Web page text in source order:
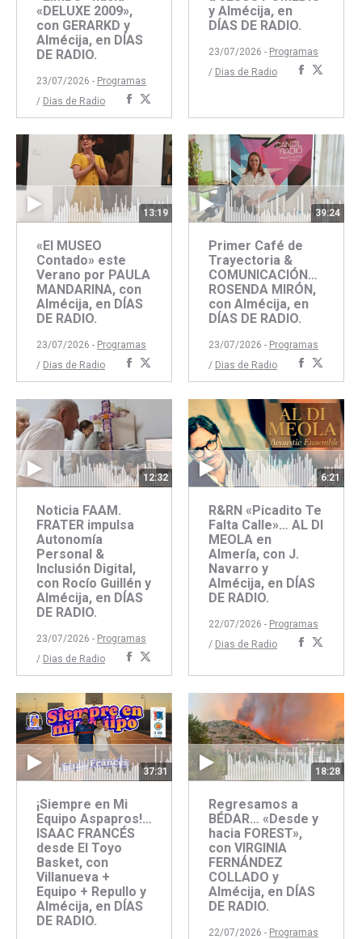
«DELUXE 2009»,
con GERARKD y
Almécija, en DÍAS
DE RADIO.
23/07/2026 - Programas
/ Dias de Radio
Compartir
con
Facebook
con
Twitter
y Almécija, en
DÍAS DE RADIO.
23/07/2026 - Programas
/ Dias de Radio
Compartir
13:19
«El MUSEO
Contado» este
Verano por PAULA
MANDARINA, con
Almécija, en DÍAS
DE RADIO.
23/07/2026 - Programas
/ Dias de Radio
Compartir
con
Facebook
con
Twitter
39:24
Primer Café de
Trayectoria &
COMUNICACIÓN…
ROSENDA MIRÓN,
con Almécija, en
DÍAS DE RADIO.
23/07/2026 - Programas
/ Dias de Radio
Compartir
concon
12:32
Noticia FAAM.
FRATER impulsa
Autonomía
Personal &
Inclusión Digital,
con Rocío Guillén y
Almécija, en DÍAS
DE RADIO.
23/07/2026 - Programas
/ Dias de Radio
Compartir
con
Facebook
con
Twitter
6:21
R&RN «Picadito Te
Falta Calle»… AL DI
MEOLA en
Almería, con J.
Navarro y
Almécija, en DÍAS
DE RADIO.
22/07/2026 - Programas
/ Dias de Radio
Compartir
37:31
¡Siempre en Mi
Equipo Aspapros!…
ISAAC FRANCÉS
desde El Toyo
Basket, con
Villanueva +
Equipo + Repullo y
Almécija, en DÍAS
DE RADIO.
18:28
Regresamos a
BÉDAR… «Desde y
hacia FOREST»,
con VIRGINIA
FERNÁNDEZ
COLLADO y
Almécija, en DÍAS
DE RADIO.
22/07/2026 - Programas